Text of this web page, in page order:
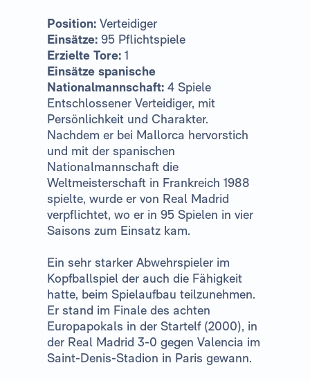
Position: Verteidiger
Einsätze: 95 Pflichtspiele
Erzielte Tore: 1
Einsätze spanische
Nationalmannschaft: 4 Spiele
Entschlossener Verteidiger, mit
Persönlichkeit und Charakter.
Nachdem er bei Mallorca hervorstich
und mit der spanischen
Nationalmannschaft die
Weltmeisterschaft in Frankreich 1988
spielte, wurde er von Real Madrid
verpflichtet, wo er in 95 Spielen in vier
Saisons zum Einsatz kam.
Ein sehr starker Abwehrspieler im
Kopfballspiel der auch die Fähigkeit
hatte, beim Spielaufbau teilzunehmen.
Er stand im Finale des achten
Europapokals in der Startelf (2000), in
der Real Madrid 3-0 gegen Valencia im
Saint-Denis-Stadion in Paris gewann.